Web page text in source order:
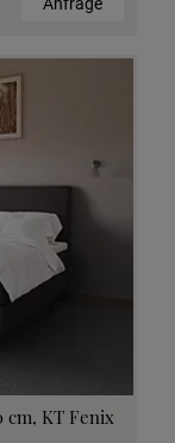
cm, KT Fenix